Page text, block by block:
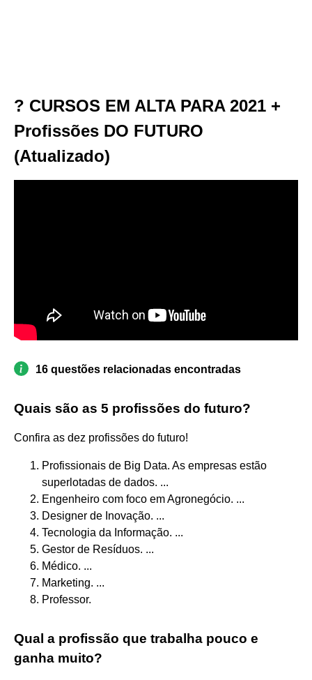
? CURSOS EM ALTA PARA 2021 +
Profissões DO FUTURO
(Atualizado)
16 questões relacionadas encontradas
Quais são as 5 profissões do futuro?
Confira as dez profissões do futuro!
Profissionais de Big Data. As empresas estão
superlotadas de dados. ...
Engenheiro com foco em Agronegócio. ...
Designer de Inovação. ...
Tecnologia da Informação. ...
Gestor de Resíduos. ...
Médico. ...
Marketing. ...
Professor.
Qual a profissão que trabalha pouco e
ganha muito?